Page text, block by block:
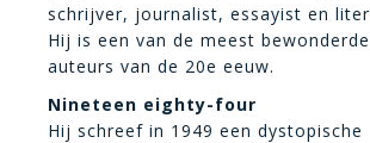
schrijver, journalist, essayist en
Hij is een van de meest
auteurs van de 20e eeuw.
Nineteen eighty-four
Hij schreef in 1949 een dystopische